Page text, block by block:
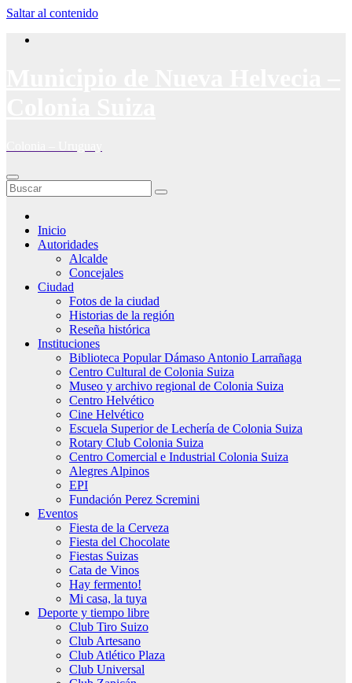
Saltar al contenido
Inicio
Autoridades
Alcalde
Concejales
Ciudad
Fotos de la ciudad
Historias de la región
Reseña histórica
Instituciones
Biblioteca Popular Dámaso Antonio Larrañaga
Centro Cultural de Colonia Suiza
Museo y archivo regional de Colonia Suiza
Centro Helvético
Cine Helvético
Escuela Superior de Lechería de Colonia Suiza
Rotary Club Colonia Suiza
Centro Comercial e Industrial Colonia Suiza
Alegres Alpinos
EPI
Fundación Perez Scremini
Eventos
Fiesta de la Cerveza
Fiesta del Chocolate
Fiestas Suizas
Cata de Vinos
Hay fermento!
Mi casa, la tuya
Deporte y tiempo libre
Club Tiro Suizo
Club Artesano
Club Atlético Plaza
Club Universal